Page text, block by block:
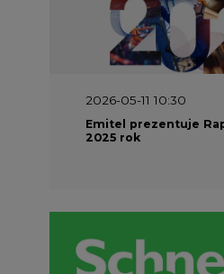
2026-05-11 10:30
Emitel prezentuje
2025 rok